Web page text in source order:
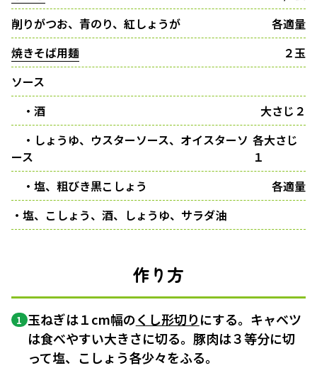
削りがつお、青のり、紅しょうが
各適量
焼きそば用麺
２玉
ソース
・酒
大さじ２
・しょうゆ、ウスターソース、オイスターソ
ース
各大さじ
１
・塩、粗びき黒こしょう
各適量
・塩、こしょう、酒、しょうゆ、サラダ油
作り方
1 玉ねぎは１cm幅のくし形切りにする。キャベツ
は食べやすい大きさに切る。豚肉は３等分に切
って塩、こしょう各少々をふる。